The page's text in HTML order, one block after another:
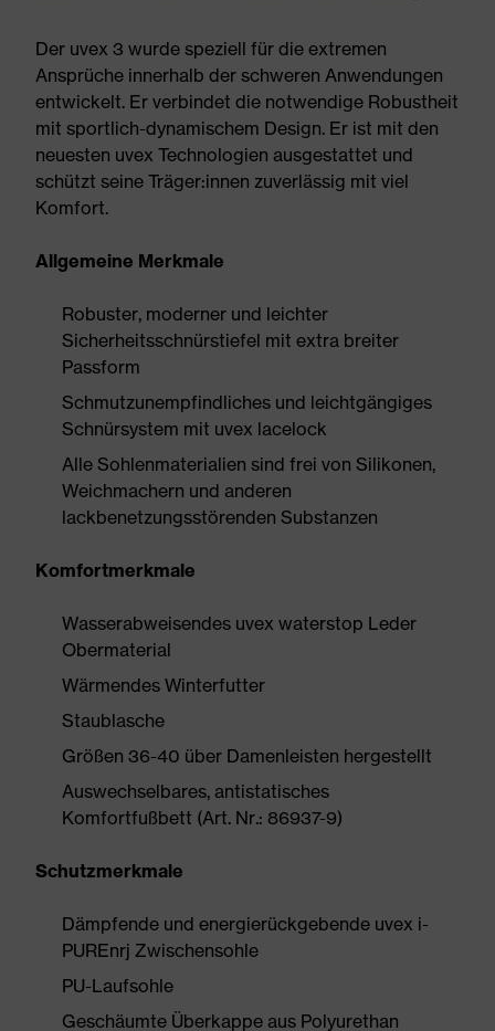
Der uvex 3 wurde speziell für die extremen
Ansprüche innerhalb der schweren Anwendungen
entwickelt. Er verbindet die notwendige Robustheit
mit sportlich-dynamischem Design. Er ist mit den
neuesten uvex Technologien ausgestattet und
schützt seine Träger:innen zuverlässig mit viel
Komfort.
Allgemeine Merkmale
Robuster, moderner und leichter
Sicherheitsschnürstiefel mit extra breiter
Passform
Schmutzunempfindliches und leichtgängiges
Schnürsystem mit uvex lacelock
Alle Sohlenmaterialien sind frei von Silikonen,
Weichmachern und anderen
lackbenetzungsstörenden Substanzen
Komfortmerkmale
Wasserabweisendes uvex waterstop Leder
Obermaterial
Wärmendes Winterfutter
Staublasche
Größen 36-40 über Damenleisten hergestellt
Auswechselbares, antistatisches
Komfortfußbett (Art. Nr.: 86937-9)
Schutzmerkmale
Dämpfende und energierückgebende uvex i-
PUREnrj Zwischensohle
PU-Laufsohle
Geschäumte Überkappe aus Polyurethan